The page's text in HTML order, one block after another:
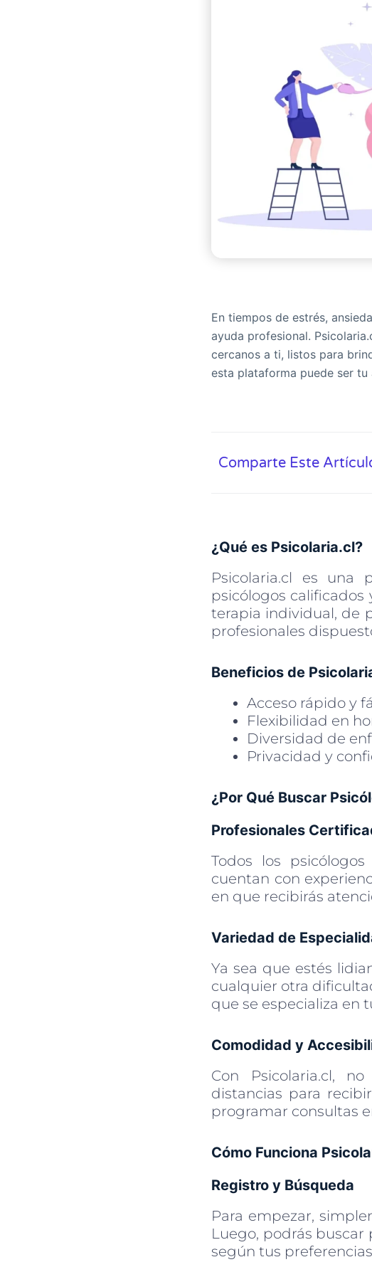
En tiempos de estrés,
ayuda profesional.
cercanos a ti, listos para
esta plataforma puede ser
Comparte Este
¿Qué es Psicolaria.cl?
Psicolaria.cl es una
psicólogos calificados
terapia individual, de
profesionales
Beneficios de
Acceso rápido y
Flexibilidad en
Diversidad de
Privacidad y
¿Por Qué Buscar
Profesionales
Todos los
cuentan con
en que recibirás
Variedad de
Ya sea que estés
cualquier otra
que se especializa en
Comodidad y
Con Psicolaria.cl,
distancias para
programar consultas
Cómo Funciona
Registro y Búsqueda
Para empezar,
Luego, podrás
según tus